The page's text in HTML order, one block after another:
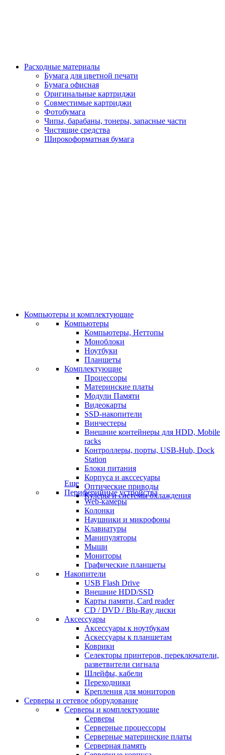
Расходные материалы
Бумага для цветной печати
Бумага офисная
Оригинальные картриджи
Совместимые картриджи
Фотобумага
Чипы, барабаны, тонеры, запасные части
Чистящие средства
Широкоформатная бумага
Компьютеры и комплектующие
Компьютеры
Компьютеры, Неттопы
Моноблоки
Ноутбуки
Планшеты
Комплектующие
Процессоры
Материнские платы
Модули Памяти
Видеокарты
SSD-накопители
Винчестеры
Внешние контейнеры для HDD, Mobile
racks
Контроллеры, порты, USB-Hub, Dock
Station
Блоки питания
Корпуса и акссесуары
Оптические приводы
Кулеры и системы охлаждения
Еще
Периферийные устройства
Web-камеры
Колонки
Наушники и микрофоны
Клавиатуры
Манипуляторы
Мыши
Мониторы
Графические планшеты
Накопители
USB Flash Drive
Внешние HDD/SSD
Карты памяти, Card reader
CD / DVD / Blu-Ray диски
Аксессуары
Аксессуары к ноутбукам
Аскессуары к планшетам
Коврики
Селекторы принтеров, переключатели,
разветвители сигнала
Шлейфы, кабели
Переходники
Крепления для мониторов
Серверы и сетевое оборудование
Серверы и комплектующие
Серверы
Серверные процессоры
Серверные материнские платы
Серверная память